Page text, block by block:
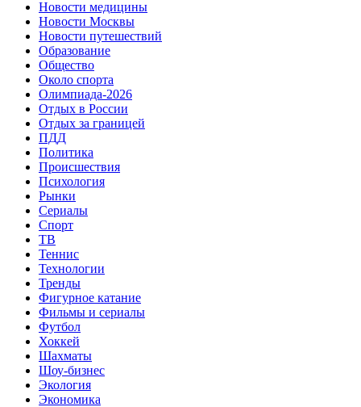
Новости медицины
Новости Москвы
Новости путешествий
Образование
Общество
Около спорта
Олимпиада-2026
Отдых в России
Отдых за границей
ПДД
Политика
Происшествия
Психология
Рынки
Сериалы
Спорт
ТВ
Теннис
Технологии
Тренды
Фигурное катание
Фильмы и сериалы
Футбол
Хоккей
Шахматы
Шоу-бизнес
Экология
Экономика